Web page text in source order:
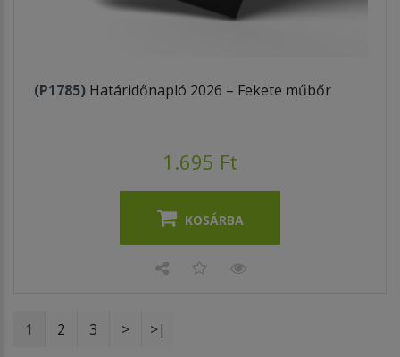
(P1785) Határidőnapló 2026 – Fekete műbőr
1.695 Ft
KOSÁRBA
1 2 3 > >|